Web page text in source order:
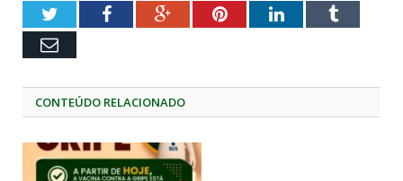
TwitterFacebookGoogle+PinterestLinkedInTumblr
Email
CONTEÚDO RELACIONADO